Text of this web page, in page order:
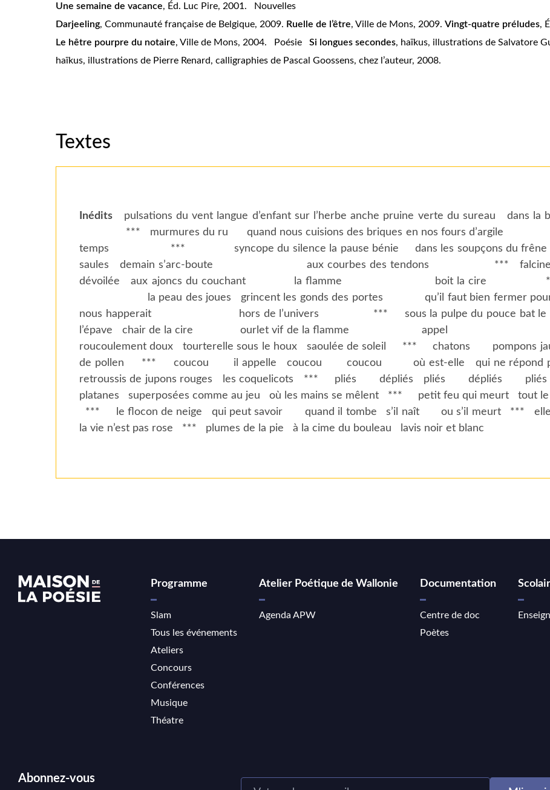
Une semaine de vacance, Éd. Luc Pire, 2001. Nouvelles
Darjeeling, Communauté française de Belgique, 2009. Ruelle de l’être, Ville de Mons, 2009. Vingt-quatre préludes,
Le hêtre pourpre du notaire, Ville de Mons, 2004. Poésie Si longues secondes, haïkus, illustrations de Salvatore
haïkus, illustrations de Pierre Renard, calligraphies de Pascal Goossens, chez l’auteur, 2008.
Textes
Inédits pulsations du vent langue d’enfant sur l’herbe anche pruine verte du sureau
*** murmures du ru quand nous cuisions des briques en nos fours
temps *** syncope du silence la pause bénie dans les soupçons du frêne
saules demain s’arc-boute aux courbes des tendons *** falcinelle
dévoilée aux ajoncs du couchant la flamme boit la cire ***
la peau des joues grincent les gonds des portes qu’il faut bien
nous happerait hors de l’univers *** sous la pulpe du pouce bat le pouls de
l’épave chair de la cire ourlet vif de la flamme
roucoulement doux
tourterelle sous le houx saoulée de soleil *** chatons pompons
de pollen
*** coucou il appelle coucou coucou où est-elle qui ne répond
retroussis de jupons rouges
les coquelicots *** pliés dépliés pliés dépliés pliés
platanes
superposées comme au jeu où les mains se mêlent *** petit feu qui meurt tout le
***
le flocon de neige qui peut savoir quand il tombe s’il naît ou s’il meurt ***
la vie n’est pas rose
*** plumes de la pie à la cime du bouleau lavis noir et blanc
Programme
Slam
Tous les événements
Ateliers
Concours
Conférences
Musique
Théatre
Atelier Poétique de Wallonie
Agenda APW
Documentation
Centre de doc
Poètes
Abonnez-vous